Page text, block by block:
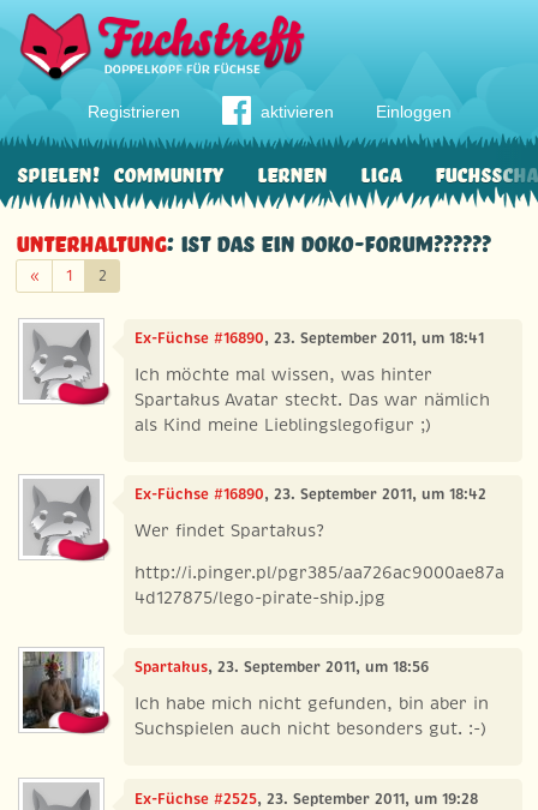
Registrieren aktivieren Einloggen
Community Lernen Liga
Spielen!
Unterhaltung: ist das ein doko-forum??????
«Zurück
1 2
Ex-Füchse #16890, 23. September 2011, um 18:41
Ich möchte mal wissen, was hinter
Spartakus Avatar steckt. Das war nämlich
als Kind meine Lieblingslegofigur ;)
Ex-Füchse #16890, 23. September 2011, um 18:42
Wer findet Spartakus?
http://i.pinger.pl/pgr385/aa726ac9000ae87a
4d127875/lego-pirate-ship.jpg
Spartakus, 23. September 2011, um 18:56
Ich habe mich nicht gefunden, bin aber in
Suchspielen auch nicht besonders gut. :-)
Ex-Füchse #2525, 23. September 2011, um 19:28